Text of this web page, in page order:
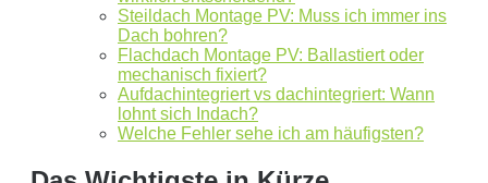
Steildach Montage PV: Muss ich immer ins
Dach bohren?
Flachdach Montage PV: Ballastiert oder
mechanisch fixiert?
Aufdachintegriert vs dachintegriert: Wann
lohnt sich Indach?
Welche Fehler sehe ich am häufigsten?